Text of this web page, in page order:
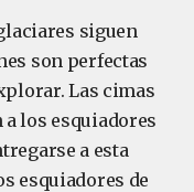
siguen
son perfectas
Las cimas
los esquiadores
a esta
esquiadores de